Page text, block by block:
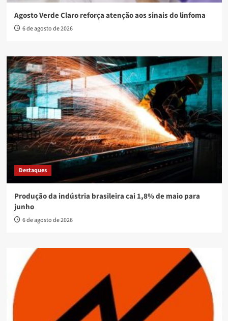
Agosto Verde Claro reforça atenção aos sinais do linfoma
6 de agosto de 2026
Destaques
Produção da indústria brasileira cai 1,8% de maio para
junho
6 de agosto de 2026